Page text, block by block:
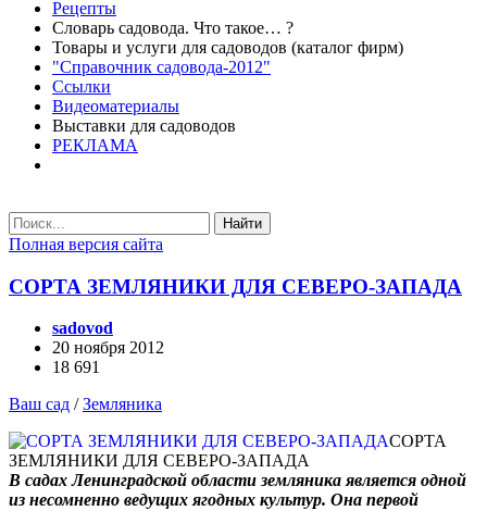
Рецепты
Словарь садовода. Что такое… ?
Товары и услуги для садоводов (каталог фирм)
"Справочник садовода-2012"
Ссылки
Видеоматериалы
Выставки для садоводов
РЕКЛАМА
Найти
Полная версия сайта
СОРТА ЗЕМЛЯНИКИ ДЛЯ СЕВЕРО-ЗАПАДА
sadovod
20 ноября 2012
18 691
Ваш сад /Земляника
СОРТА
ЗЕМЛЯНИКИ ДЛЯ СЕВЕРО-ЗАПАДА
В садах Ленинградской области земляника является одной
из несомненно ведущих ягодных культур. Она первой